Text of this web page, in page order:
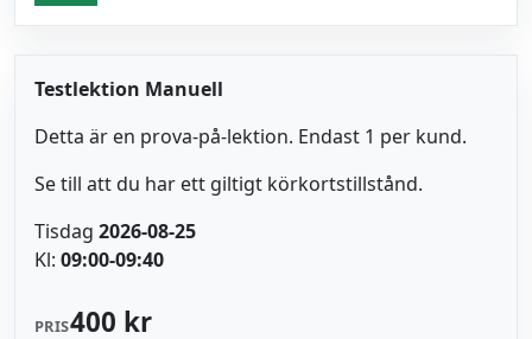
Testlektion Manuell
Detta är en prova-på-lektion. Endast 1 per kund.
Se till att du har ett giltigt körkortstillstånd.
Tisdag 2026-08-25
Kl: 09:00-09:40
PRIS400 kr